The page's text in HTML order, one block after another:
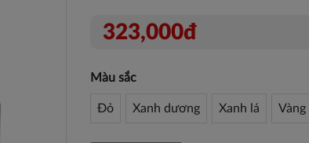
323,000đ
Màu sắc
Đỏ Xanh dương Xanh lá Vàng